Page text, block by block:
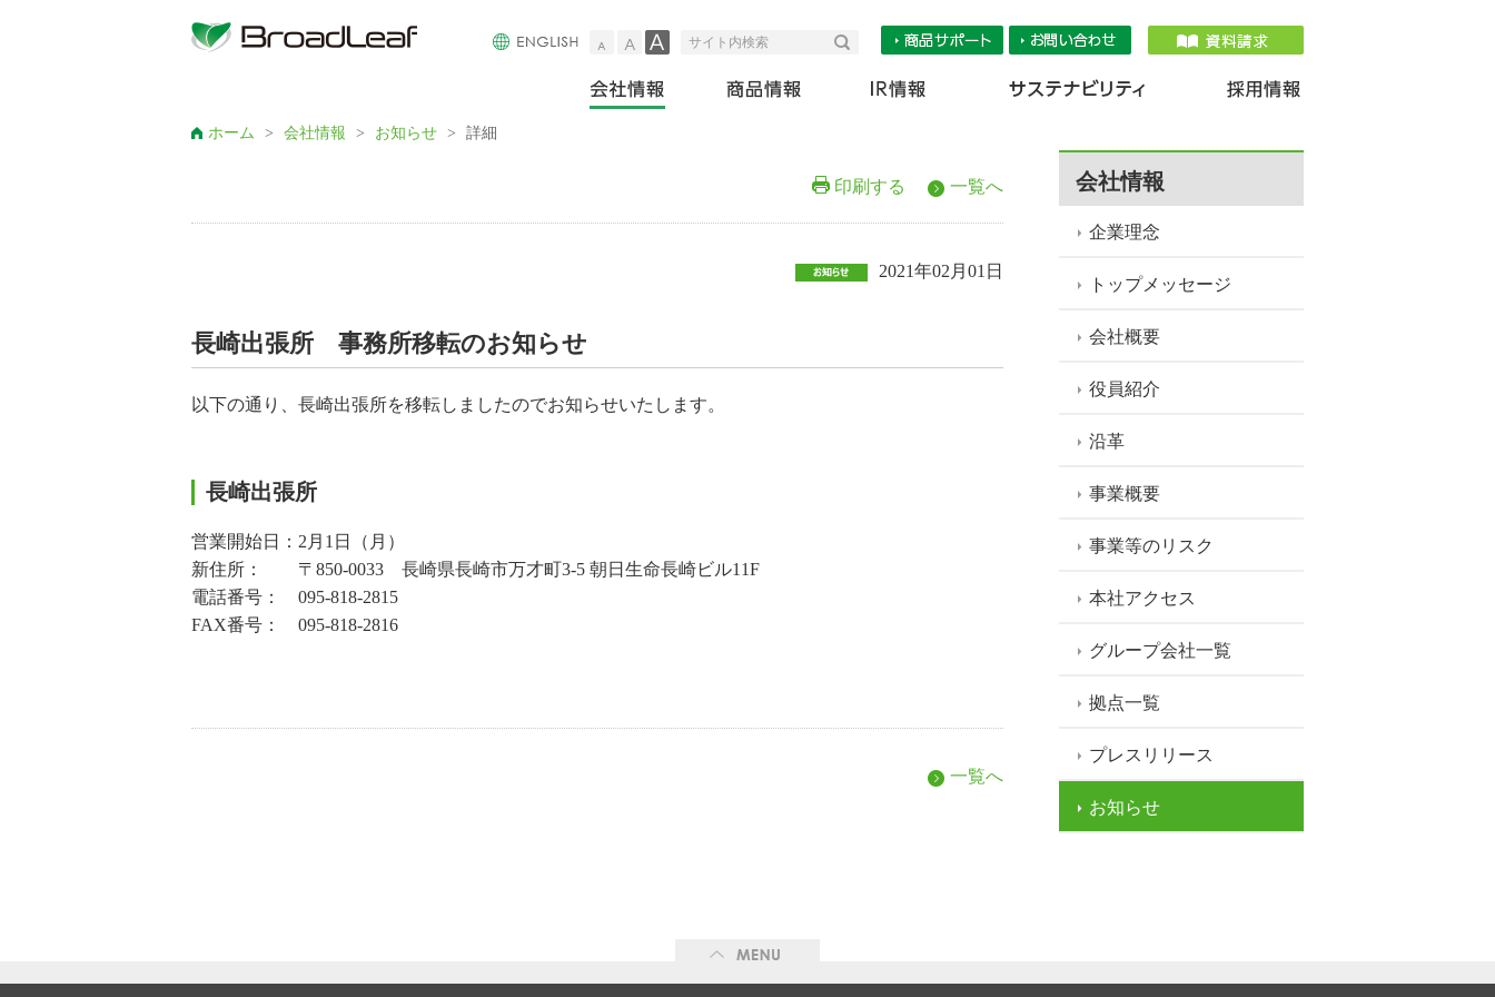
小 大
サイト内検索 検索
ホーム
> 会社情報 > お知らせ > 詳細
印刷する 一覧へ
2021年02月01日
長崎出張所 事務所移転のお知らせ
以下の通り、長崎出張所を移転しましたのでお知らせいたします。
長崎出張所
営業開始日：2月1日（月）
新住所： 〒850-0033 長崎県長崎市万才町3-5 朝日生命長崎ビル11F
電話番号： 095-818-2815
FAX番号： 095-818-2816
一覧へ
会社情報
企業理念
トップメッセージ
会社概要
役員紹介
沿革
事業概要
事業等のリスク
本社アクセス
グループ会社一覧
拠点一覧
プレスリリース
お知らせ